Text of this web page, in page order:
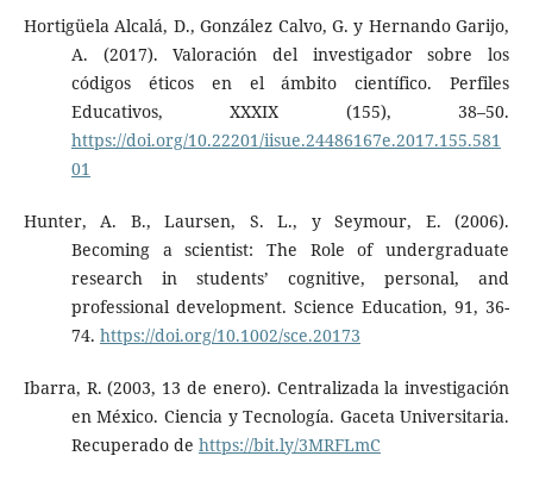
Hortigüela Alcalá, D., González Calvo, G. y Hernando Garijo,
A. (2017). Valoración del investigador sobre los
códigos éticos en el ámbito científico. Perfiles
Educativos, XXXIX (155), 38–50.
https://doi.org/10.22201/iisue.24486167e.2017.155.581
01
Hunter, A. B., Laursen, S. L., y Seymour, E. (2006).
Becoming a scientist: The Role of undergraduate
research in students’ cognitive, personal, and
professional development. Science Education, 91, 36-
74. https://doi.org/10.1002/sce.20173
Ibarra, R. (2003, 13 de enero). Centralizada la investigación
en México. Ciencia y Tecnología. Gaceta Universitaria.
Recuperado de https://bit.ly/3MRFLmC